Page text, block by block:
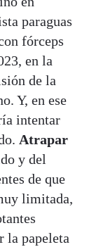
paraguas
fórceps
en la
de la
Y, en ese
intentar
Atrapar
y del
de que
limitada,
la papeleta